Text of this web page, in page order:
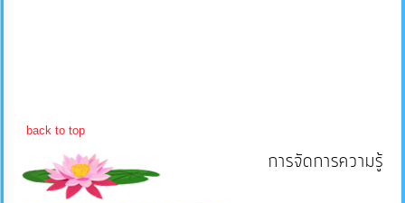
จ่าย
ประมาณ
back to top
การจัดการความรู้